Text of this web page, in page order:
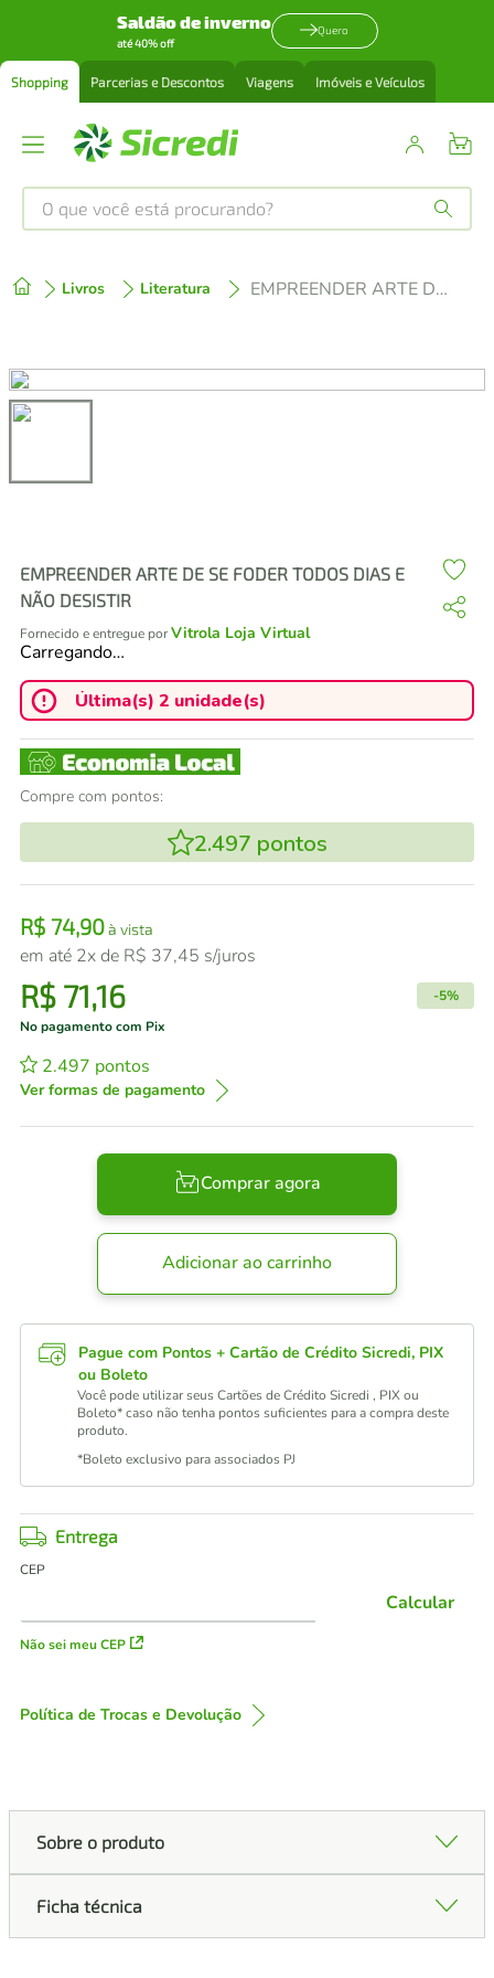
Saldão de inverno
até 40% off
Quero
Shopping Parcerias e Descontos Viagens Imóveis e Veículos
O que você está procurando?
Livros Literatura EMPREENDER ARTE DE SE FODER TODOS DIAS E NÃO DESISTIR
EMPREENDER ARTE DE SE FODER TODOS DIAS E
NÃO DESISTIR
Fornecido e entregue porVitrola Loja Virtual
Carregando…
Última(s) 2 unidade(s)
Compre com pontos:
2.497 pontos
R$ 74,90à vista
em até 2x de R$ 37,45 s/juros
R$ 71,16 -5%
No pagamento com Pix
2.497 pontos
Ver formas de pagamento
Comprar agora
Adicionar ao carrinho
Pague com Pontos + Cartão de Crédito Sicredi, PIX
ou Boleto
Você pode utilizar seus Cartões de Crédito Sicredi , PIX ou
Boleto* caso não tenha pontos suficientes para a compra deste
produto.
*Boleto exclusivo para associados PJ
Entrega
CEP
Não sei meu CEP
Calcular
Política de Trocas e Devolução
Sobre o produto
Ficha técnica
2º cafeteira